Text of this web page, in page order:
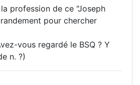
profession de ce "Joseph
pour chercher
vous regardé le BSQ ? Y
n. ?)